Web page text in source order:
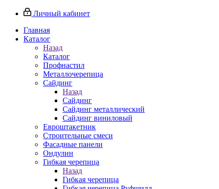
Личный кабинет
Главная
Каталог
Назад
Каталог
Профнастил
Металлочерепица
Сайдинг
Назад
Сайдинг
Сайдинг металлический
Сайдинг виниловый
Евроштакетник
Строительные смеси
Фасадные панели
Ондулин
Гибкая черепица
Назад
Гибкая черепица